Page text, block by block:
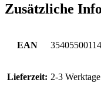
Zusätzliche
EAN
Lieferzeit: 2-3 Werktage